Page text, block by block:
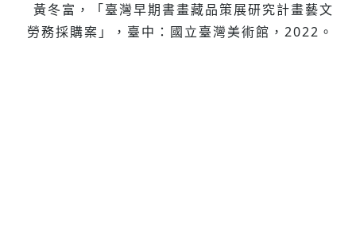
黃冬富，「臺灣早期書畫藏品策展研究計畫藝文
勞務採購案」，臺中：國立臺灣美術館，2022。